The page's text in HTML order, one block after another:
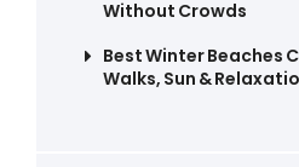
Without Crowds
Best Winter Beaches
Walks, Sun &